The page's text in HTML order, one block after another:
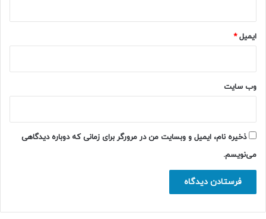
ایمیل*
وب‌ سایت
ذخیره نام، ایمیل و وبسایت من در مرورگر برای زمانی که دوباره دیدگاهی
می‌نویسم.